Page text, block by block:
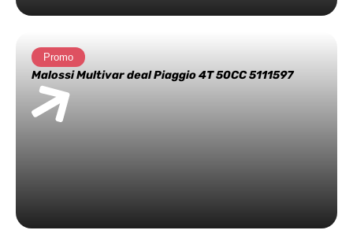
Promo
Malossi Multivar deal Piaggio 4T 50CC 5111597